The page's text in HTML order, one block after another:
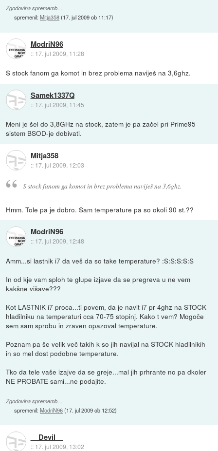
Zgodovina sprememb…
spremenil:Mitja358(17. jul 2009 ob 11:17)
ModriN96
:: 17. jul 2009, 11:28
S stock fanom ga komot in brez problema naviješ na 3,6ghz.
Samek1337Q
:: 17. jul 2009, 11:45
Meni je šel do 3,8GHz na stock, zatem je pa začel pri Prime95
sistem BSOD-je dobivati.
Mitja358
:: 17. jul 2009, 12:03
S stock fanom ga komot in brez problema naviješ na 3,6ghz.
Hmm. Tole pa je dobro. Sam temperature pa so okoli 90 st.??
ModriN96
:: 17. jul 2009, 12:48
Amm...si lastnik i7 da veš da so take temperature? :S:S:S:S:S
In od kje vam sploh te glupe izjave da se pregreva u ne vem
kakšne višave???
Kot LASTNIK i7 proca...ti povem, da je navit i7 pr 4ghz na STOCK
hladilniku na temperaturi cca 70-75 stopinj. Kako t vem? Mogoče
sem sam sprobu in zraven opazoval temperature.
Poznam pa še velik več takih k so jih navijal na STOCK hladilnikih
in so mel dost podobne temperature.
Tko da tele vaše izajve da se greje...mal jih prhrante no pa dkoler
NE PROBATE sami...ne podajite.
Zgodovina sprememb…
spremenil:ModriN96(17. jul 2009 ob 12:52)
__Devil__
:: 17. jul 2009, 13:02